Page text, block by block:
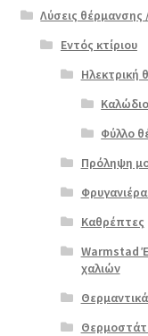
Λύσεις
Εντός κτίριου
Ηλεκτρική
Φύλλο
Πρόληψη
Καθρέπτες
Warmstad
χαλιών